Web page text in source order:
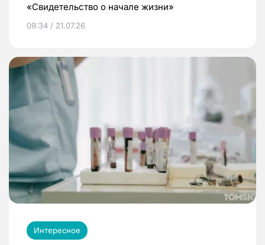
«Свидетельство о начале жизни»
09:34 / 21.07.26
Интересное